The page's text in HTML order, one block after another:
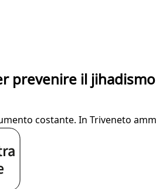
prevenire il jihadismo
costante. In Triveneto